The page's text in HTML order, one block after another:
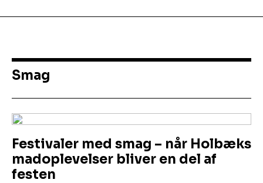
Smag
Festivaler med smag – når Holbæks
madoplevelser bliver en del af
festen